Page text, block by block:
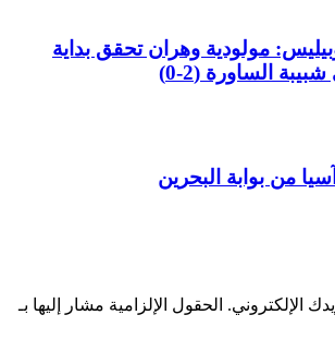
مولودية وهران تحقق بداية
الساورة (2-0)
من بوابة البحرين
الإلكتروني. الحقول الإلزامية مشار إليها بـ